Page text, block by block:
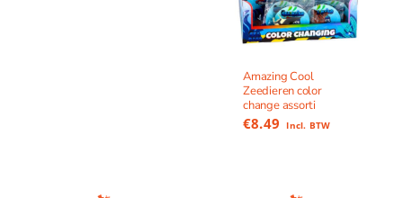
Amazing Cool
Zeedieren color
change assorti
€8.49 Incl. BTW